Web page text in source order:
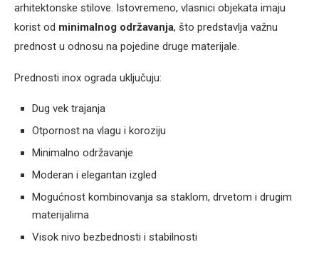
arhitektonske stilove. Istovremeno, vlasnici objekata imaju
korist od minimalnog održavanja, što predstavlja važnu
prednost u odnosu na pojedine druge materijale.
Prednosti inox ograda uključuju:
Dug vek trajanja
Otpornost na vlagu i koroziju
Minimalno održavanje
Moderan i elegantan izgled
Mogućnost kombinovanja sa staklom, drvetom i drugim
materijalima
Visok nivo bezbednosti i stabilnosti